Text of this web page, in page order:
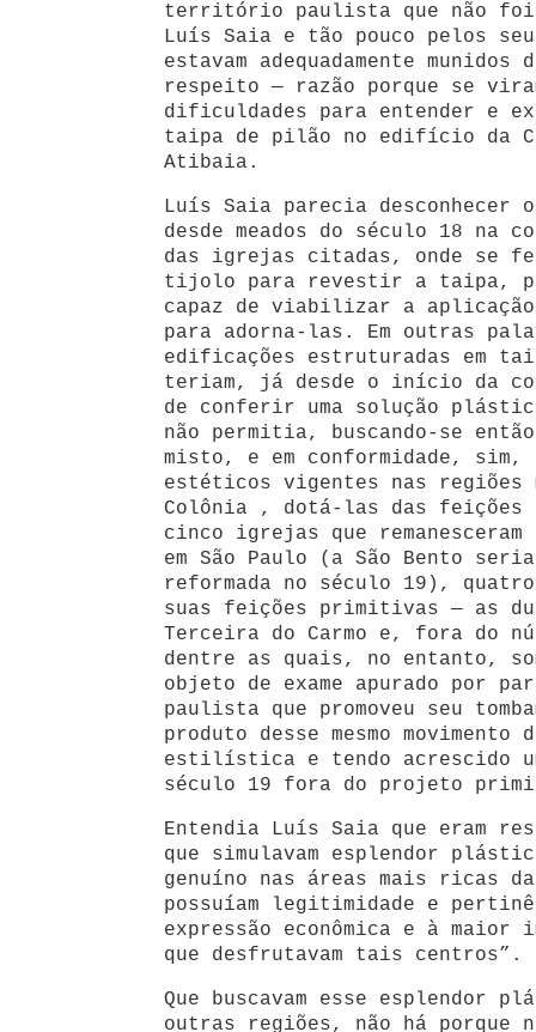
território paulista que não foi
Luís Saia e tão pouco pelos
estavam adequadamente
respeito — razão porque se viram
dificuldades para entender e
taipa de pilão no edifício da
Atibaia.
Luís Saia parecia desconhecer
desde meados do século 18 na
das igrejas citadas, onde se
tijolo para revestir a taipa,
capaz de viabilizar a
para adorna-las. Em outras
edificações estruturadas em
teriam, já desde o início da
de conferir uma solução
não permitia, buscando-se
misto, e em conformidade, sim,
estéticos vigentes nas regiões
Colônia , dotá-las das feições
cinco igrejas que
em São Paulo (a São Bento
reformada no século 19),
suas feições primitivas — as
Terceira do Carmo e, fora do
dentre as quais, no entanto,
objeto de exame apurado por
paulista que promoveu seu
produto desse mesmo movimento
estilística e tendo acrescido
século 19 fora do projeto
Entendia Luís Saia que eram
que simulavam esplendor
genuíno nas áreas mais ricas
possuíam legitimidade e
expressão econômica e à
que desfrutavam tais centros”.
Que buscavam esse esplendor
outras regiões, não há porque